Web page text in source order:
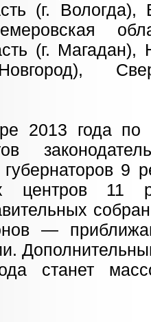
(г. Вологда),
(г. Магадан),
2013 года
9
центров 11
—
станет